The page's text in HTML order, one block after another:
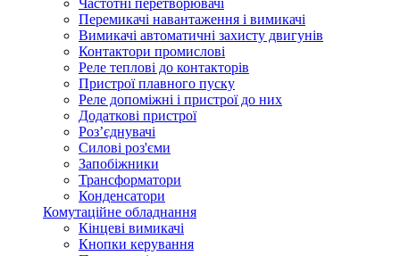
Частотні перетворювачі
Перемикачі навантаження і вимикачі
Вимикачі автоматичні захисту двигунів
Контактори промислові
Реле теплові до контакторів
Пристрої плавного пуску
Реле допоміжні і пристрої до них
Додаткові пристрої
Роз’єднувачі
Силові роз'єми
Запобіжники
Трансформатори
Конденсатори
Комутаційне обладнання
Кінцеві вимикачі
Кнопки керування